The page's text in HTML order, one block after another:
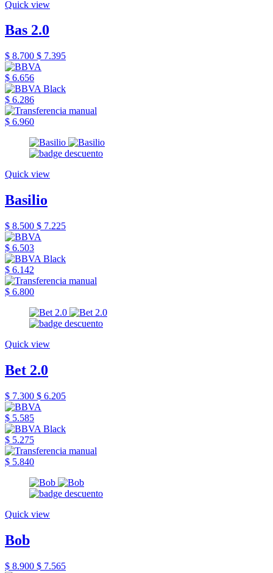
Quick view
Bas 2.0
$ 8.700 $ 7.395
$ 6.656
$ 6.286
$ 6.960
Quick view
Basilio
$ 8.500 $ 7.225
$ 6.503
$ 6.142
$ 6.800
Quick view
Bet 2.0
$ 7.300 $ 6.205
$ 5.585
$ 5.275
$ 5.840
Quick view
Bob
$ 8.900 $ 7.565